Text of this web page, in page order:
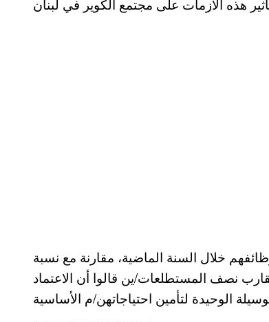
فقدوا وظائفهم خلال السنة الماضية، مقارنة مع نسبة
ما يقارب نصف المستطلعات/ين قالوا أن الاعتماد